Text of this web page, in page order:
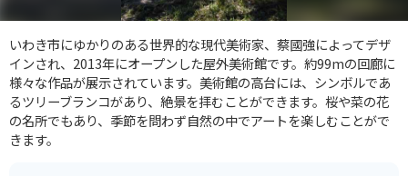
いわき市にゆかりのある世界的な現代美術家、蔡國強によってデザ
インされ、2013年にオープンした屋外美術館です。約99mの回廊に
様々な作品が展示されています。美術館の高台には、シンボルであ
るツリーブランコがあり、絶景を拝むことができます。桜や菜の花
の名所でもあり、季節を問わず自然の中でアートを楽しむことがで
きます。